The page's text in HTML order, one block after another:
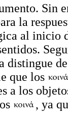
Sin
la
al inicio
distingue
que los
a los
, ya